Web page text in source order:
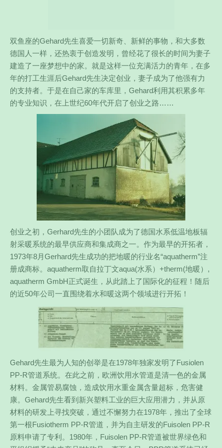
双鱼座的Gehard先生喜爱一切新奇、新鲜的事物，和大多数
德国人一样，还热衷于创造发明，曾经花了很长的时间为妻子
建造了一座梦想中的家。就是这样一位充满活力的青年，在多
年的打工生涯后Gehard先生决定创业，妻子成为了他强有力
的支持者。于是在自己家的车库里，Gehard利用其积累多年
的专业知识，在上世纪60年代开启了创业之路……
创业之初，Gerhard先生的小团队成为了德国水系低温地板辐
射采暖系统的最早供应商和集成商之一。作为最早的开拓者，
1973年8月Gerhard先生成功的把地暖的行业名“aquatherm”注
册成商标。aquatherm取自拉丁文aqua(水系）+therm(地暖）,
aquatherm GmbH正式诞生，从此踏上了国际化的征程！随后
的近50年公司一直围绕着水和暖这两个领域进行开拓！
Gehard先生最为人知的创举是在1978年独家发明了Fusiolen
PP-R管道系统。在此之前，欧洲饮用水管道是清一色的金属
材料。金属管易腐蚀，造成饮用水重金属含量超标，危害健
康。Gehard先生看到新兴塑料工业的巨大应用潜力，并从原
材料的研发上寻找突破，通过不懈努力在1978年，推出了全球
第一根Fusiotherm PP-R管道，并为自主研发的Fuisolen PP-R
原料申请了专利。1980年，Fuisolen PP-R管道被世界绿色和